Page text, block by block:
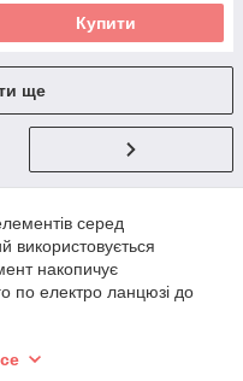
Купити
ще
серед
використовується
накопичує
по електро ланцюзі до
розділені діелектриком.